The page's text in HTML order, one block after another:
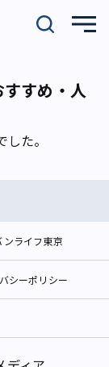
すめ・人
た。
ンライフ東京
シーポリシー